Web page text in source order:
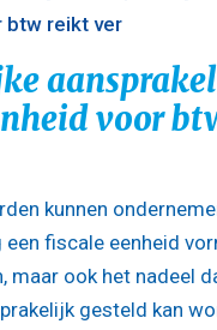
btw reikt ver
voor
kunnen
fiscale eenheid
maar ook het nadeel
gesteld kan